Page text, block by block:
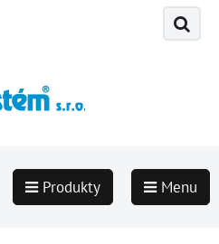
Produkty Menu